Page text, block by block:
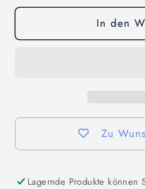
In den
Zu
Lagernde Produkte können